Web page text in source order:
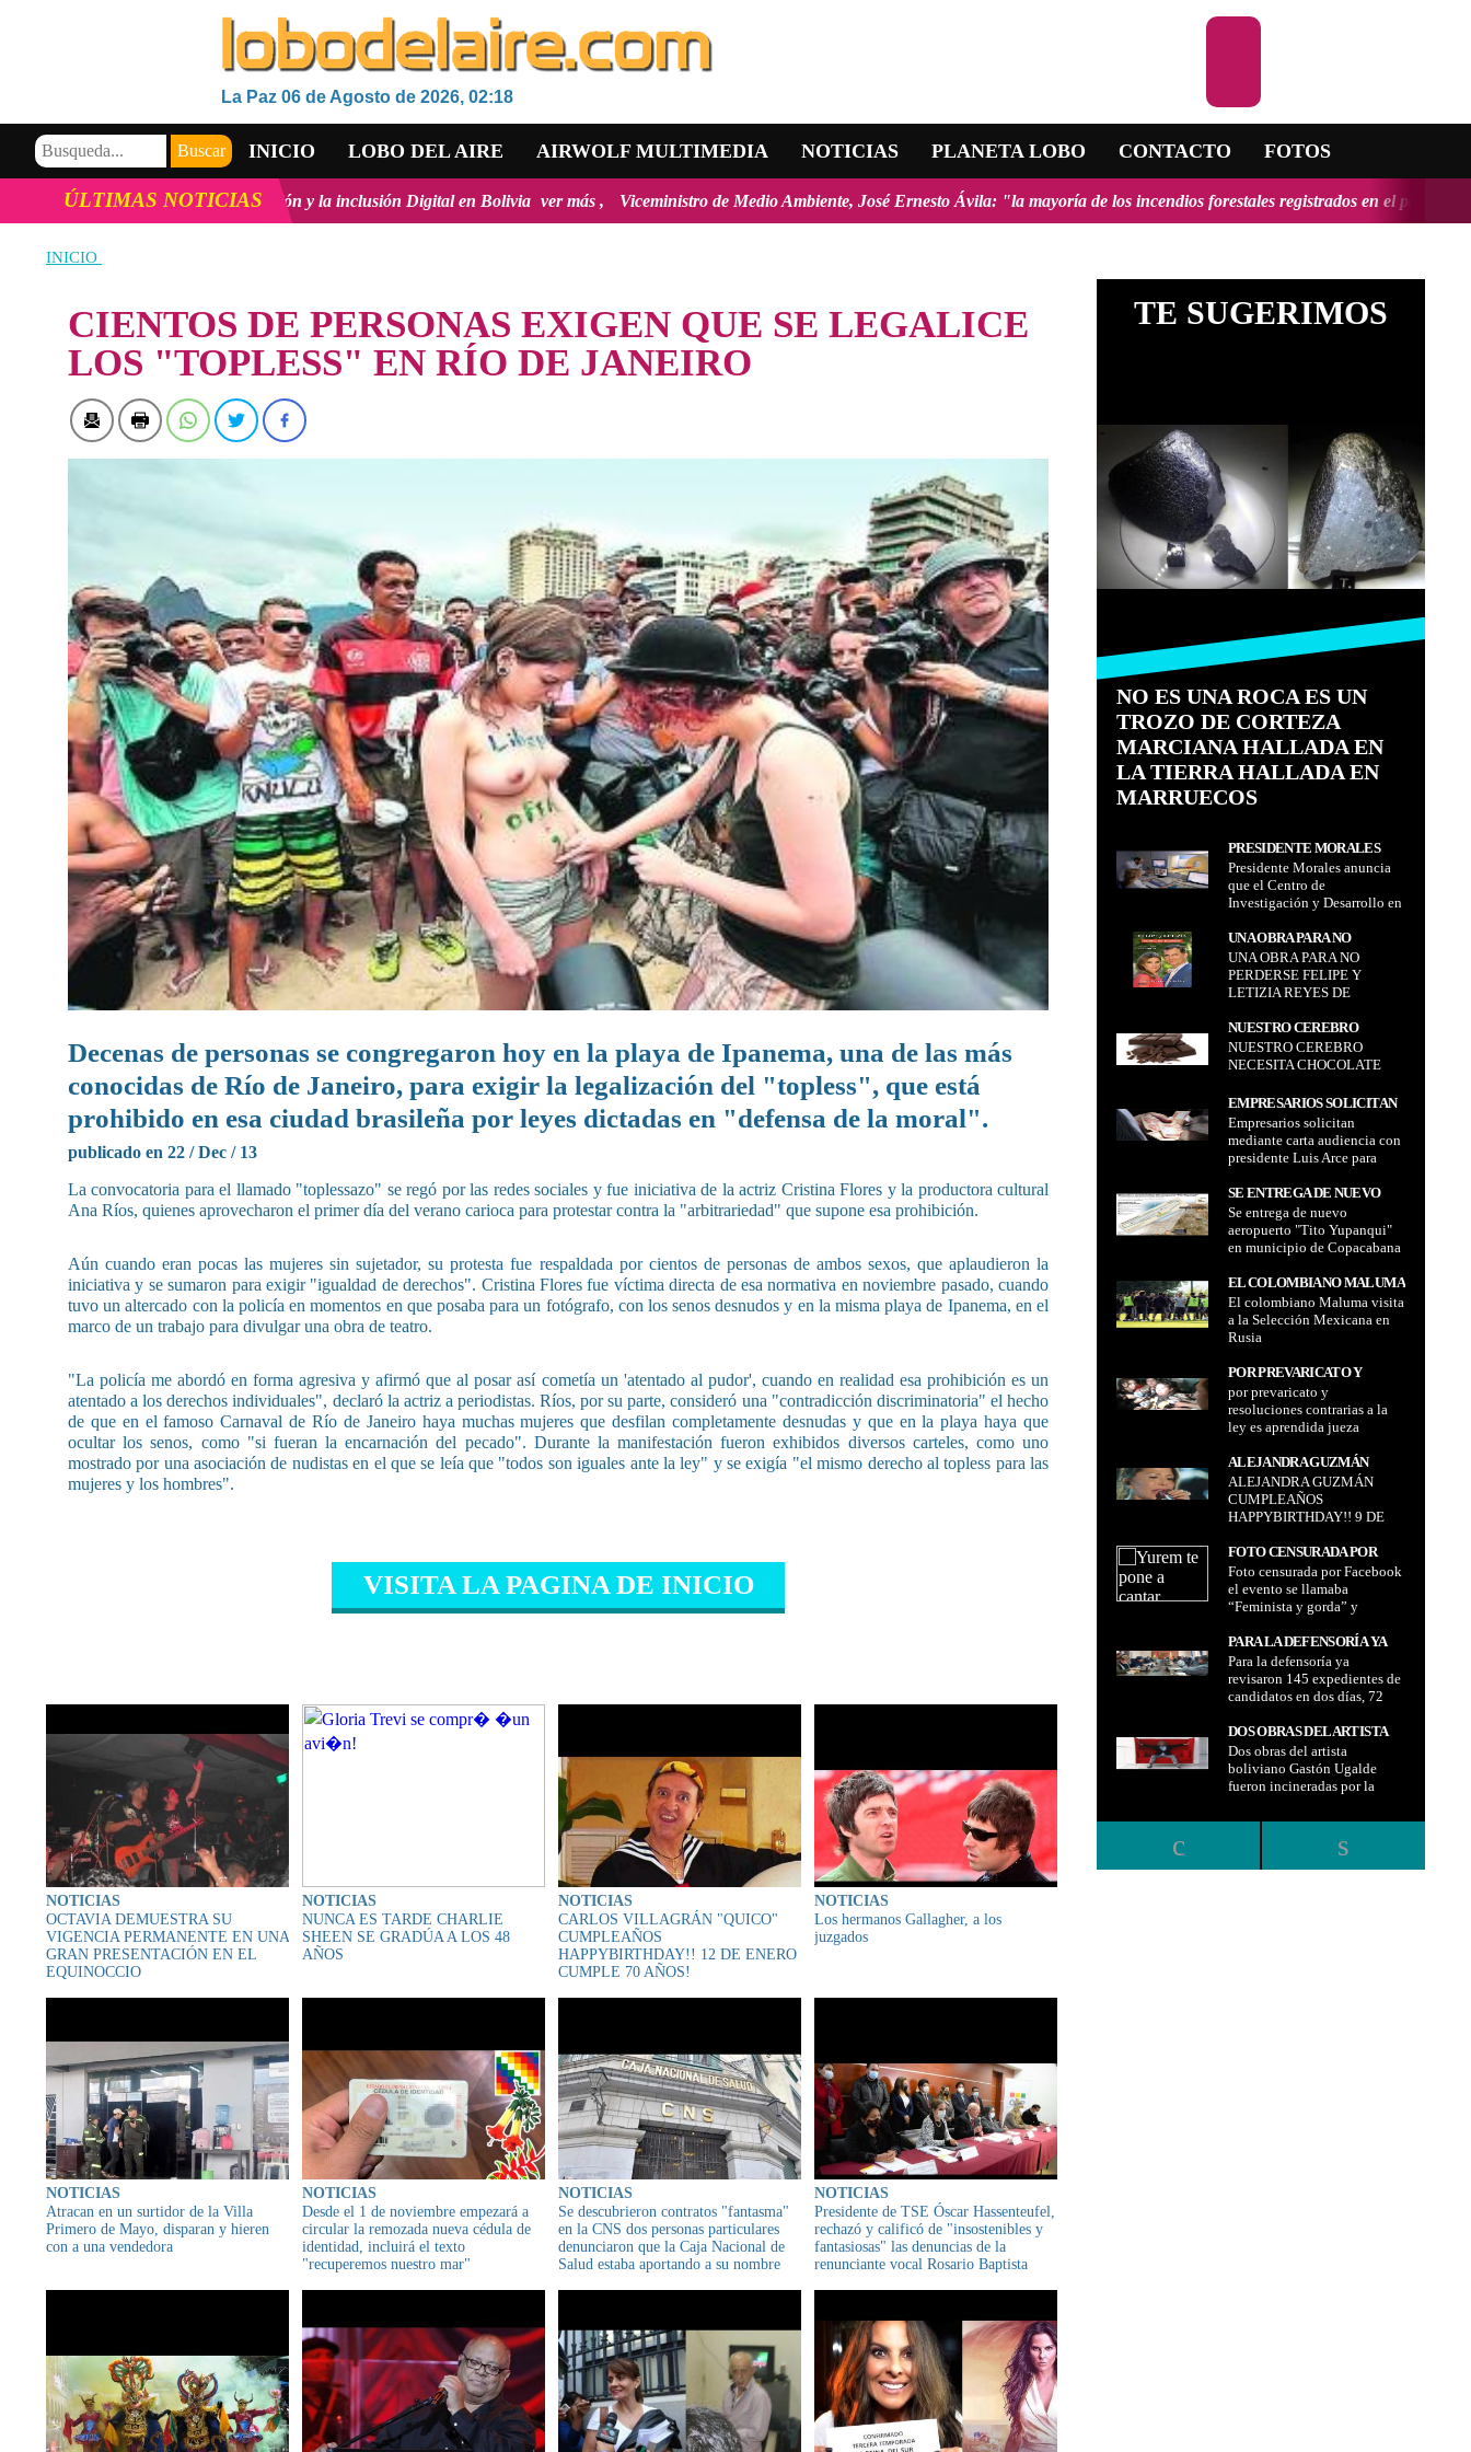
La Paz 06 de Agosto de 2026, 02:18
INICIO LOBO DEL AIRE AIRWOLF MULTIMEDIA NOTICIAS PLANETA LOBO CONTACTO FOTOS
VIDEOS
ÚLTIMAS NOTICIAS
la innovación y la inclusión Digital en Bolivia ver más Viceministro de Medio Ambiente, José Ernesto Ávila: "la mayoría de los incendios forestales registrados en el país fueron provocados
INICIO
CIENTOS DE PERSONAS EXIGEN QUE SE LEGALICE
LOS "TOPLESS" EN RÍO DE JANEIRO
Decenas de personas se congregaron hoy en la playa de Ipanema, una de las más
conocidas de Río de Janeiro, para exigir la legalización del "topless", que está
prohibido en esa ciudad brasileña por leyes dictadas en "defensa de la moral".
publicado en 22 / Dec / 13
La convocatoria para el llamado "toplessazo" se regó por las redes sociales y fue iniciativa de la actriz Cristina Flores y la productora cultural
Ana Ríos, quienes aprovecharon el primer día del verano carioca para protestar contra la "arbitrariedad" que supone esa prohibición.
Aún cuando eran pocas las mujeres sin sujetador, su protesta fue respaldada por cientos de personas de ambos sexos, que aplaudieron la
iniciativa y se sumaron para exigir "igualdad de derechos". Cristina Flores fue víctima directa de esa normativa en noviembre pasado, cuando
tuvo un altercado con la policía en momentos en que posaba para un fotógrafo, con los senos desnudos y en la misma playa de Ipanema, en el
marco de un trabajo para divulgar una obra de teatro.
"La policía me abordó en forma agresiva y afirmó que al posar así cometía un 'atentado al pudor', cuando en realidad esa prohibición es un
atentado a los derechos individuales", declaró la actriz a periodistas. Ríos, por su parte, consideró una "contradicción discriminatoria" el hecho
de que en el famoso Carnaval de Río de Janeiro haya muchas mujeres que desfilan completamente desnudas y que en la playa haya que
ocultar los senos, como "si fueran la encarnación del pecado". Durante la manifestación fueron exhibidos diversos carteles, como uno
mostrado por una asociación de nudistas en el que se leía que "todos son iguales ante la ley" y se exigía "el mismo derecho al topless para las
mujeres y los hombres".
VISITA LA PAGINA DE INICIO
NOTICIAS
OCTAVIA DEMUESTRA SU
VIGENCIA PERMANENTE EN UNA
GRAN PRESENTACIÓN EN EL
EQUINOCCIO
NOTICIAS
NUNCA ES TARDE CHARLIE
SHEEN SE GRADÚA A LOS 48
AÑOS
NOTICIAS
CARLOS VILLAGRÁN "QUICO"
CUMPLEAÑOS
HAPPYBIRTHDAY!! 12 DE ENERO
CUMPLE 70 AÑOS!
NOTICIAS
Los hermanos Gallagher, a los
juzgados
NOTICIAS
Atracan en un surtidor de la Villa
Primero de Mayo, disparan y hieren
con a una vendedora
NOTICIAS
Desde el 1 de noviembre empezará a
circular la remozada nueva cédula de
identidad, incluirá el texto
"recuperemos nuestro mar"
NOTICIAS
Se descubrieron contratos "fantasma"
en la CNS dos personas particulares
denunciaron que la Caja Nacional de
Salud estaba aportando a su nombre
NOTICIAS
Presidente de TSE Óscar Hassenteufel,
rechazó y calificó de "insostenibles y
fantasiosas" las denuncias de la
renunciante vocal Rosario Baptista
TE SUGERIMOS
NO ES UNA ROCA ES UN
TROZO DE CORTEZA
MARCIANA HALLADA EN
LA TIERRA HALLADA EN
MARRUECOS
PRESIDENTE MORALES
ANUNCIA QUE EL CENTRO
DE INVESTIGACIÓN Y
DESARROLLO EN
(CIDETEN)ESTARÁ
INSTALADO EN EL ALTO EN
4 AÑOS
Presidente Morales anuncia
que el Centro de
Investigación y Desarrollo en
(Cideten)estará instalado en
El Alto en 4 años
UNA OBRA PARA NO
PERDERSE FELIPE Y
LETIZIA REYES DE ESPAÑA
UNA OBRA PARA NO
PERDERSE FELIPE Y
LETIZIA REYES DE
NUESTRO CEREBRO
NECESITA CHOCOLATE
NUESTRO CEREBRO
NECESITA CHOCOLATE
EMPRESARIOS SOLICITAN
MEDIANTE CARTA
AUDIENCIA CON
PRESIDENTE LUIS ARCE
INCREMENTO SALARIAL
PRESENTADA POR LA COB
Empresarios solicitan
mediante carta audiencia con
presidente Luis Arce para
presentada por la COB
SE ENTREGA DE NUEVO
AEROPUERTO "TITO
YUPANQUI" EN MUNICIPIO
DE COPACABANA PARA
Se entrega de nuevo
aeropuerto "Tito Yupanqui"
en municipio de Copacabana
EL COLOMBIANO MALUMA
VISITA A LA SELECCIÓN
MEXICANA EN RUSIA
El colombiano Maluma visita
a la Selección Mexicana en
Rusia
POR PREVARICATO Y
RESOLUCIONES
CONTRARIAS A LA LEY ES
APRENDIDA JUEZA
ANTICORRUPCIÓN SARAH
CÉSPEDES
por prevaricato y
resoluciones contrarias a la
ley es aprendida jueza
Céspedes
ALEJANDRA GUZMÁN
CUMPLEAÑOS
HAPPYBIRTHDAY!! 9 DE
FEBRERO CUMPLE 46
ALEJANDRA GUZMÁN
CUMPLEAÑOS
HAPPYBIRTHDAY!! 9 DE
AÑOS!
FOTO CENSURADA POR
FACEBOOK EL EVENTO SE
LLAMABA “FEMINISTA Y
GORDA” Y FACEBOOK
Foto censurada por Facebook
el evento se llamaba
“Feminista y gorda” y
PARA LA DEFENSORÍA YA
REVISARON 145
EXPEDIENTES DE
CANDIDATOS EN DOS DÍAS,
INHABILITADOS Y OCHO
ESTÁN PENDIENTES DE
REVISIÓN
Para la defensoría ya
revisaron 145 expedientes de
candidatos en dos días, 72
ocho están pendientes de
revisión
DOS OBRAS DEL ARTISTA
BOLIVIANO GASTÓN
UGALDE FUERON
INCINERADAS POR LA
Dos obras del artista
boliviano Gastón Ugalde
fueron incineradas por la